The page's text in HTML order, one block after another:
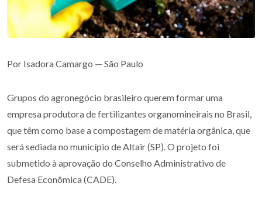
Por Isadora Camargo — São Paulo
Grupos do agronegócio brasileiro querem formar uma
empresa produtora de fertilizantes organomineirais no Brasil,
que têm como base a compostagem de matéria orgânica, que
será sediada no município de Altair (SP). O projeto foi
submetido à aprovação do Conselho Administrativo de
Defesa Econômica (CADE).